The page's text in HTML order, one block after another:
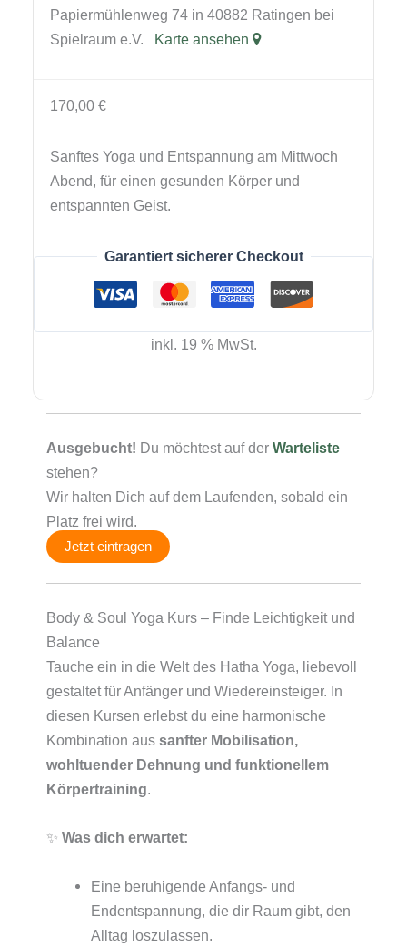
Papiermühlenweg 74 in 40882 Ratingen bei
Spielraum e.V.
Karte ansehen
170,00 €
inkl. 19 % MwSt.
Sanftes Yoga und Entspannung am Mittwoch
Abend, für einen gesunden Körper und
entspannten Geist.
Garantiert sicherer Checkout
Ausgebucht! Du möchtest auf der Warteliste
stehen?
Wir halten Dich auf dem Laufenden, sobald ein
Platz frei wird.
Jetzt eintragen
Body & Soul Yoga Kurs – Finde Leichtigkeit und
Balance
Tauche ein in die Welt des Hatha Yoga, liebevoll
gestaltet für Anfänger und Wiedereinsteiger. In
diesen Kursen erlebst du eine harmonische
Kombination aus sanfter Mobilisation,
wohltuender Dehnung und funktionellem
Körpertraining.
✨ Was dich erwartet:
Eine beruhigende Anfangs- und
Endentspannung, die dir Raum gibt, den
Alltag loszulassen.